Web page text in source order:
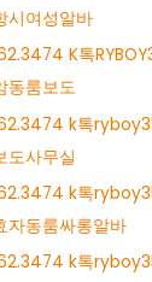
시여성알바
K톡
동룸보도
k톡
도사무실
k톡
자동룸싸롱알바
k톡